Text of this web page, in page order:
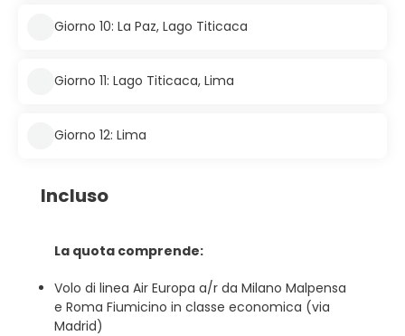
Giorno 10: La Paz, Lago Titicaca
Giorno 11: Lago Titicaca, Lima
Giorno 12: Lima
Incluso
La quota comprende:
Volo di linea Air Europa a/r da Milano Malpensa
e Roma Fiumicino in classe economica (via
Madrid)